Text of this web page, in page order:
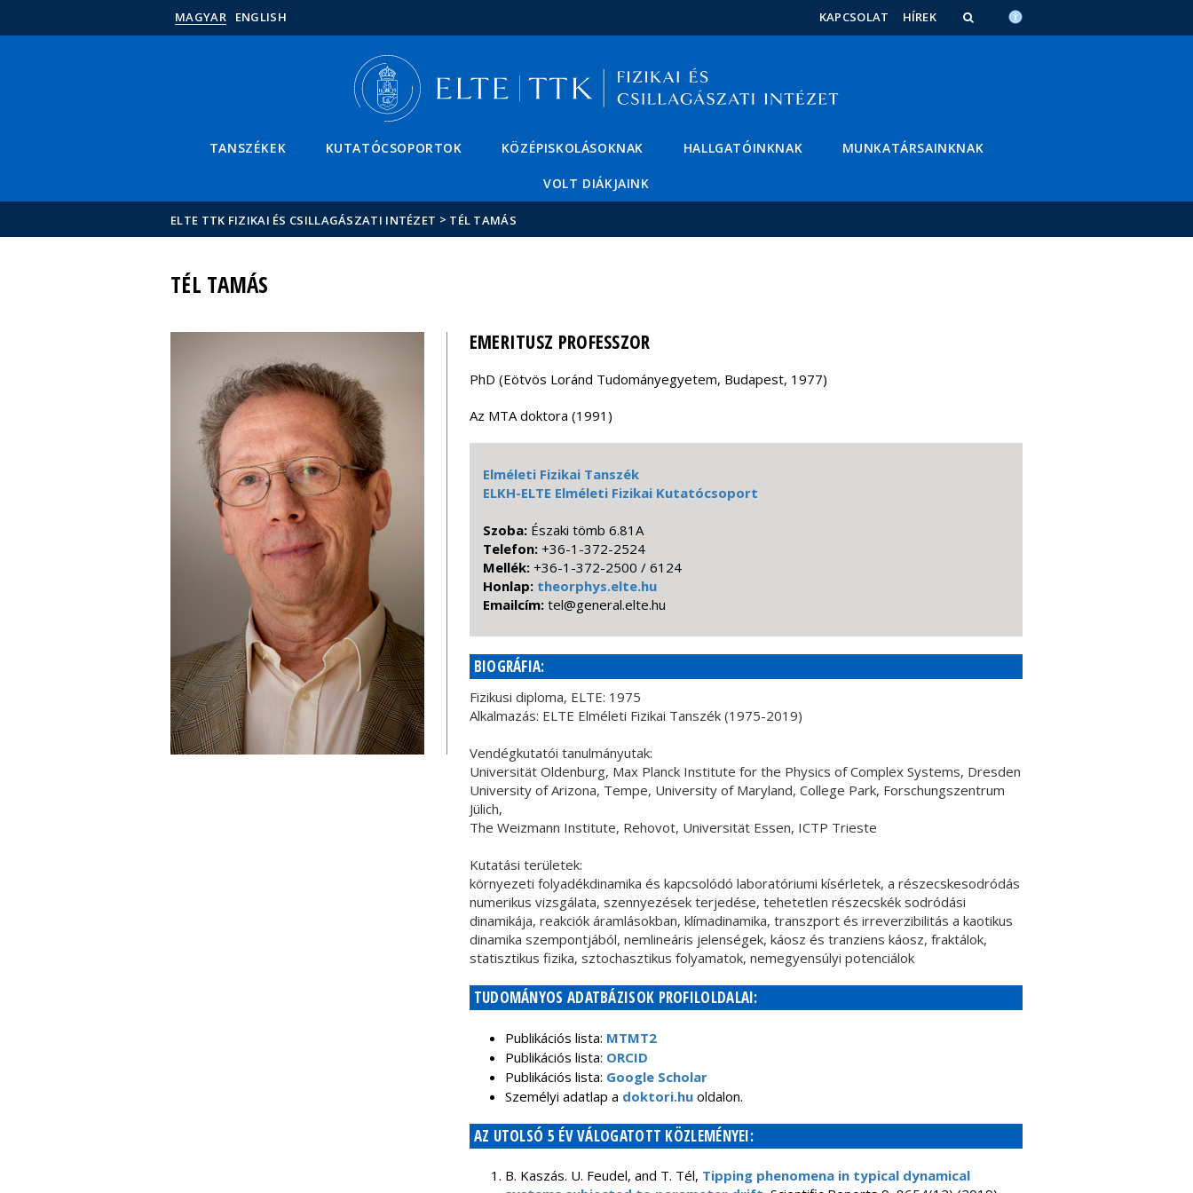
MAGYAR ENGLISH KAPCSOLAT HÍREK
TANSZÉKEK KUTATÓCSOPORTOK KÖZÉPISKOLÁSOKNAK HALLGATÓINKNAK MUNKATÁRSAINKNAK
VOLT DIÁKJAINK
ELTE TTK FIZIKAI ÉS CSILLAGÁSZATI INTÉZET > TÉL TAMÁS
TÉL TAMÁS
EMERITUSZ PROFESSZOR
PhD (Eötvös Loránd Tudományegyetem, Budapest, 1977)
Az MTA doktora (1991)
Elméleti Fizikai Tanszék
ELKH-ELTE Elméleti Fizikai Kutatócsoport
Szoba: Északi tömb 6.81A
Telefon: +36-1-372-2524
Mellék: +36-1-372-2500 / 6124
Honlap: theorphys.elte.hu
Emailcím: uh.etle.lareneg@let
BIOGRÁFIA:
Fizikusi diploma, ELTE: 1975
Alkalmazás: ELTE Elméleti Fizikai Tanszék (1975-2019)
Vendégkutatói tanulmányutak:
Universität Oldenburg, Max Planck Institute for the Physics of Complex Systems, Dresden
University of Arizona, Tempe, University of Maryland, College Park, Forschungszentrum
Jülich,
The Weizmann Institute, Rehovot, Universität Essen, ICTP Trieste
Kutatási területek:
környezeti folyadékdinamika és kapcsolódó laboratóriumi kísérletek, a részecskesodródás
numerikus vizsgálata, szennyezések terjedése, tehetetlen részecskék sodródási
dinamikája, reakciók áramlásokban, klímadinamika, transzport és irreverzibilitás a kaotikus
dinamika szempontjából, nemlineáris jelenségek, káosz és tranziens káosz, fraktálok,
statisztikus fizika, sztochasztikus folyamatok, nemegyensúlyi potenciálok
TUDOMÁNYOS ADATBÁZISOK PROFILOLDALAI:
Publikációs lista: MTMT2
Publikációs lista: ORCID
Publikációs lista: Google Scholar
Személyi adatlap a doktori.hu oldalon.
AZ UTOLSÓ 5 ÉV VÁLOGATOTT KÖZLEMÉNYEI:
B. Kaszás. U. Feudel, and T. Tél, Tipping phenomena in typical dynamical